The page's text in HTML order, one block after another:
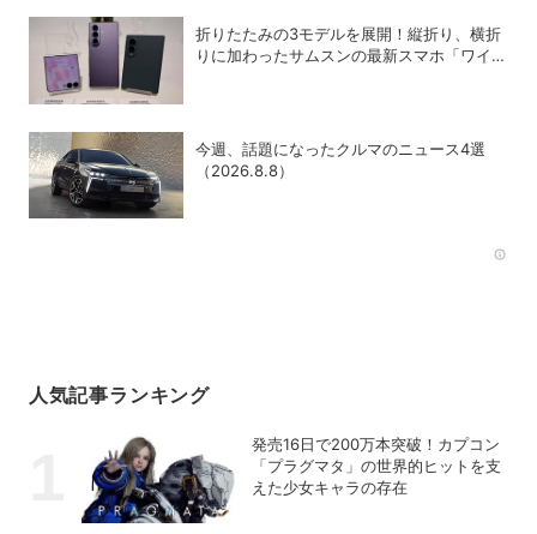
折りたたみの3モデルを展開！縦折り、横折
りに加わったサムスンの最新スマホ「ワイド
今週、話題になったクルマのニュース4選
（2026.8.8）
人気記事ランキング
発売16日で200万本突破！カプコン
「プラグマタ」の世界的ヒットを支
えた少女キャラの存在